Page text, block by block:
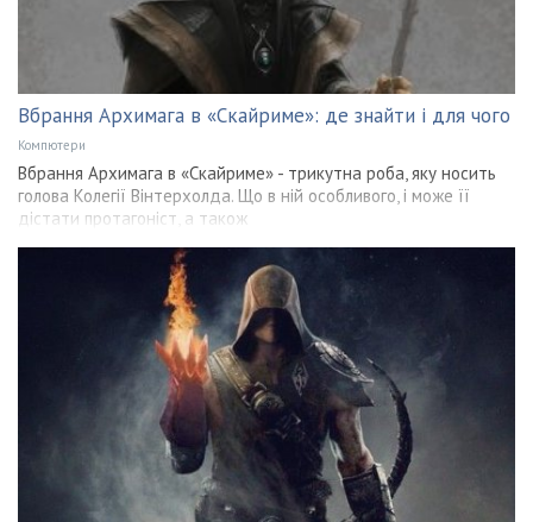
Вбрання Архимага в «Скайриме»: де знайти і для чого
Компютери
Вбрання Архимага в «Скайриме» - трикутна роба, яку носить
голова Колегії Вінтерхолда. Що в ній особливого, і може її
дістати протагоніст, а також